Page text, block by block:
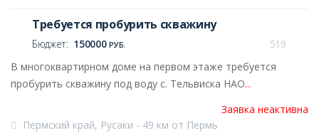
Требуется пробурить скважину
Бюджет: 150000РУБ.
519
В многоквартирном доме на первом этаже требуется
пробурить скважину под воду с. Тельвиска НАО...
Заявка неактивна
Пермский край, Русаки - 49 км от Пермь